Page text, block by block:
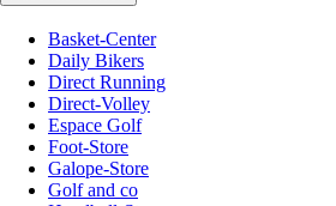
Basket-Center
Daily Bikers
Direct Running
Direct-Volley
Espace Golf
Foot-Store
Galope-Store
Golf and co